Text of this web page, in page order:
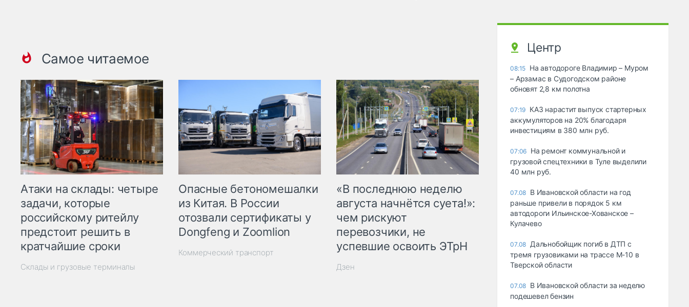
Самое читаемое
Атаки на склады: четыре
задачи, которые
российскому ритейлу
предстоит решить в
кратчайшие сроки
Склады и грузовые терминалы
Опасные бетономешалки
из Китая. В России
отозвали сертификаты у
Dongfeng и Zoomlion
Коммерческий транспорт
«В последнюю неделю
августа начнётся суета!»:
чем рискуют
перевозчики, не
успевшие освоить ЭТрН
Дзен
Центр
08:15 На автодороге Владимир – Муром
– Арзамас в Судогодском районе
обновят 2,8 км полотна
07:19 КАЗ нарастит выпуск стартерных
аккумуляторов на 20% благодаря
инвестициям в 380 млн руб.
07:06 На ремонт коммунальной и
грузовой спецтехники в Туле выделили
40 млн руб.
07.08 В Ивановской области на год
раньше привели в порядок 5 км
автодороги Ильинское-Хованское –
Кулачево
07.08 Дальнобойщик погиб в ДТП с
тремя грузовиками на трассе М-10 в
Тверской области
07.08 В Ивановской области за неделю
подешевел бензин